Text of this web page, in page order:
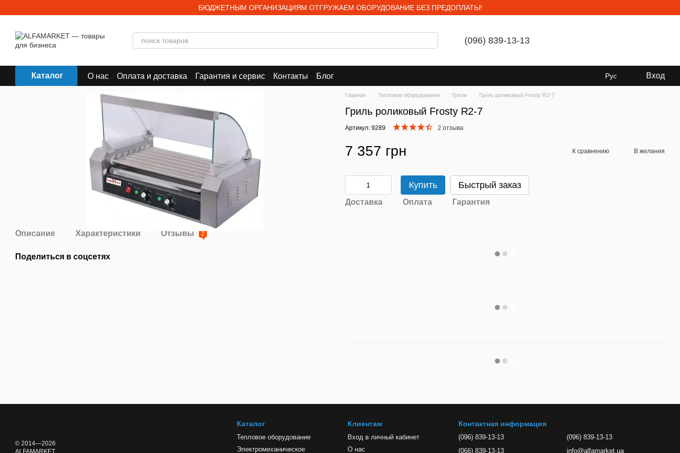
БЮДЖЕТНЫМ ОРГАНИЗАЦИЯМ ОТГРУЖАЕМ ОБОРУДОВАНИЕ БЕЗ ПРЕДОПЛАТЫ!
(096) 839-13-13
Каталог О нас Оплата и доставка Гарантия и сервис Контакты Блог Рус Вход
Описание Характеристики Отзывы 2
Поделиться в соцсетях
Главная Тепловое оборудование Грили Гриль роликовый Frosty R2-7
Гриль роликовый Frosty R2-7
Артикул: 9289 2 отзыва
7 357 грн К сравнению В желания
Купить Быстрый заказ
Доставка Оплата Гарантия
© 2014—2026
ALFAMARKET
Каталог
Тепловое оборудование
Электромеханическое
Клиентам
Вход в личный кабинет
О нас
Контактная информация
(096) 839-13-13
(066) 839-13-13
(096) 839-13-13
info@alfamarket.ua